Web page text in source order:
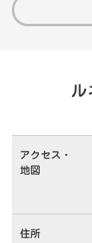
ル
アクセス・
地図
住所